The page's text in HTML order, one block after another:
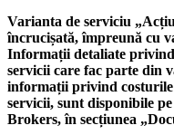
Varianta de serviciu
încrucișată, împreună cu
Informații detaliate
servicii care fac parte din
informații privind costurile
servicii, sunt disponibile
Brokers, în secțiunea